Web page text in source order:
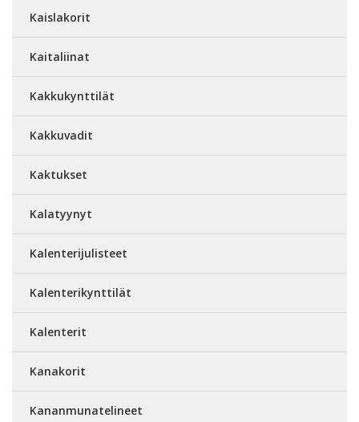
Kaislakorit
Kaitaliinat
Kakkukynttilät
Kakkuvadit
Kaktukset
Kalatyynyt
Kalenterijulisteet
Kalenterikynttilät
Kalenterit
Kanakorit
Kananmunatelineet